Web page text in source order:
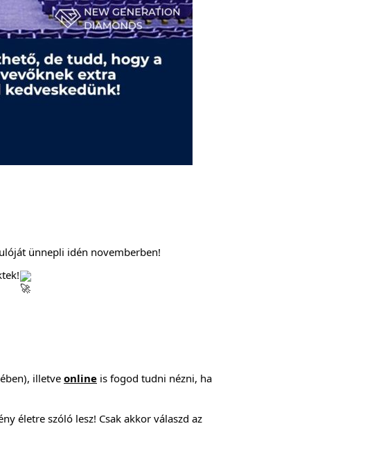
ünnepli idén novemberben!
illetve online is fogod tudni nézni, ha
életre szóló lesz! Csak akkor válaszd az